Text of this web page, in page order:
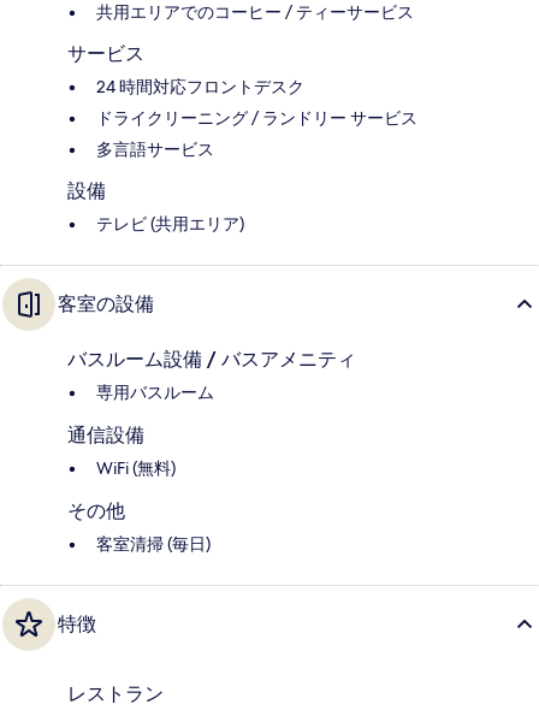
共用エリアでのコーヒー / ティーサービス
サービス
24 時間対応フロントデスク
ドライクリーニング / ランドリー サービス
多言語サービス
設備
テレビ (共用エリア)
客室の設備
バスルーム設備 / バスアメニティ
専用バスルーム
通信設備
WiFi (無料)
その他
客室清掃 (毎日)
特徴
レストラン